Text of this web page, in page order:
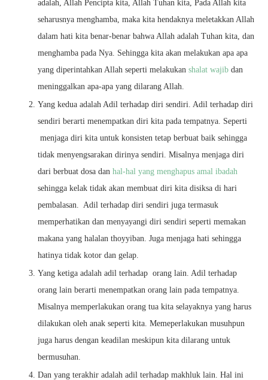
adalah, Allah Pencipta kita, Allah Tuhan kita, Pada Allah kita
seharusnya menghamba, maka kita hendaknya meletakkan Allah
dalam hati kita benar-benar bahwa Allah adalah Tuhan kita, dan
menghamba pada Nya. Sehingga kita akan melakukan apa apa
yang diperintahkan Allah seperti melakukan shalat wajib dan
meninggalkan apa-apa yang dilarang Allah.
Yang kedua adalah Adil terhadap diri sendiri. Adil terhadap diri
sendiri berarti menempatkan diri kita pada tempatnya. Seperti
menjaga diri kita untuk konsisten tetap berbuat baik sehingga
tidak menyengsarakan dirinya sendiri. Misalnya menjaga diri
dari berbuat dosa dan hal-hal yang menghapus amal ibadah
sehingga kelak tidak akan membuat diri kita disiksa di hari
pembalasan. Adil terhadap diri sendiri juga termasuk
memperhatikan dan menyayangi diri sendiri seperti memakan
makana yang halalan thoyyiban. Juga menjaga hati sehingga
hatinya tidak kotor dan gelap.
Yang ketiga adalah adil terhadap orang lain. Adil terhadap
orang lain berarti menempatkan orang lain pada tempatnya.
Misalnya memperlakukan orang tua kita selayaknya yang harus
dilakukan oleh anak seperti kita. Memeperlakukan musuhpun
juga harus dengan keadilan meskipun kita dilarang untuk
bermusuhan.
Dan yang terakhir adalah adil terhadap makhluk lain. Hal ini